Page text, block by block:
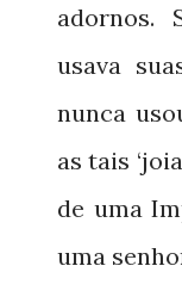
adornos.
usava
nunca
as tais
de uma
uma